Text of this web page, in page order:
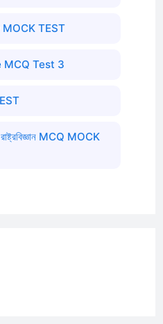
MOCK TEST
MCQ Test 3
রাষ্ট্রবিজ্ঞান MCQ MOCK